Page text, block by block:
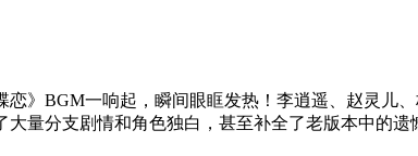
恋》BGM一响起，瞬间眼眶发热！李逍遥、赵灵儿
量分支剧情和角色独白，甚至补全了老版本中的